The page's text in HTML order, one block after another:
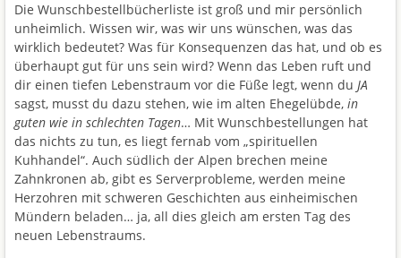
Die Wunschbestellbücherliste ist groß und mir persönlich
unheimlich. Wissen wir, was wir uns wünschen, was das
wirklich bedeutet? Was für Konsequenzen das hat, und ob es
überhaupt gut für uns sein wird? Wenn das Leben ruft und
dir einen tiefen Lebenstraum vor die Füße legt, wenn du JA
sagst, musst du dazu stehen, wie im alten Ehegelübde, in
guten wie in schlechten Tagen… Mit Wunschbestellungen hat
das nichts zu tun, es liegt fernab vom „spirituellen
Kuhhandel“. Auch südlich der Alpen brechen meine
Zahnkronen ab, gibt es Serverprobleme, werden meine
Herzohren mit schweren Geschichten aus einheimischen
Mündern beladen… ja, all dies gleich am ersten Tag des
neuen Lebenstraums.